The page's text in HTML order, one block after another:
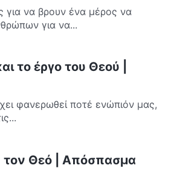
να βρουν ένα μέρος να
για να...
το έργο του Θεού |
φανερωθεί ποτέ ενώπιόν μας,
τον Θεό | Απόσπασμα